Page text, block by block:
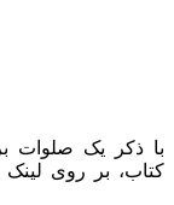
با ذکر یک صلوات